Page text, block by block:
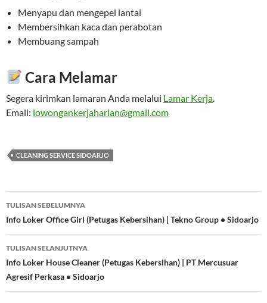
Menyapu dan mengepel lantai
Membersihkan kaca dan perabotan
Membuang sampah
Cara Melamar
Segera kirimkan lamaran Anda melalui Lamar Kerja.
Email: lowongankerjaharian@gmail.com
CLEANING SERVICE SIDOARJO
Navigasi
Tulisan
TULISAN SEBELUMNYA
Info Loker Office Girl (Petugas Kebersihan) | Tekno Group • Sidoarjo
TULISAN SELANJUTNYA
Info Loker House Cleaner (Petugas Kebersihan) | PT Mercusuar
Agresif Perkasa • Sidoarjo